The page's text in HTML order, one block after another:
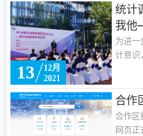
发展的
向一直
挚的祝
统计
我他
计法
为进一
计意识
质量
企业”
查局
粤澳深
13
12月
2021
合作
合作区
网页